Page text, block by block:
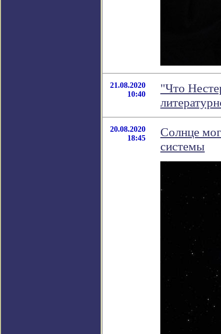
21.08.2020
10:40
"Что
20.08.2020
18:45
Солнце
системы